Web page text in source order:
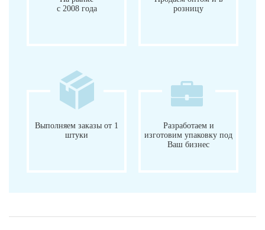
с 2008 года
розницу
Выполняем заказы от 1
штуки
Разработаем и
изготовим упаковку под
Ваш бизнес